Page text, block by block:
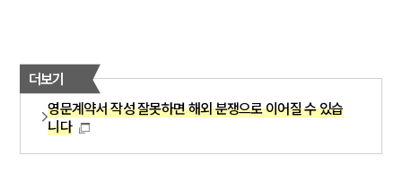
더보기
영문계약서 작성 잘못하면 해외 분쟁으로 이어질 수 있습
니다